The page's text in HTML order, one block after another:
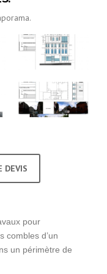
DEVIS
pour
combles d’un
un périmètre de